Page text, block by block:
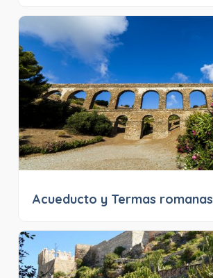
Acueducto y Termas romanas